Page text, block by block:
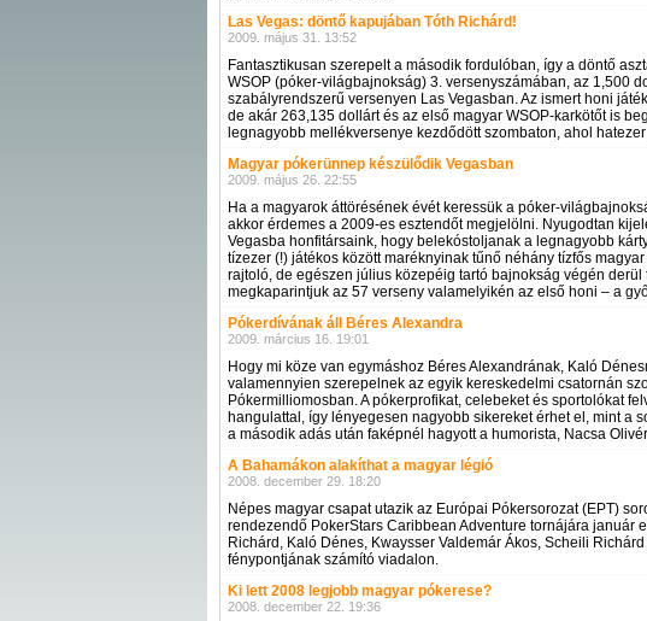
Las Vegas: döntő kapujában Tóth Richárd!
2009. május 31. 13:52
Fantasztikusan szerepelt a második fordulóban, így a döntő
WSOP (póker-világbajnokság) 3. versenyszámában, az 1,500
szabályrendszerű versenyen Las Vegasban. Az ismert honi
de akár 263,135 dollárt és az első magyar WSOP-karkötőt is
legnagyobb mellékversenye kezdődött szombaton, ahol
Magyar pókerünnep készülődik Vegasban
2009. május 26. 22:55
Ha a magyarok áttörésének évét keressük a póker-
akkor érdemes a 2009-es esztendőt megjelölni. Nyugodtan
Vegasba honfitársaink, hogy belekóstoljanak a legnagyobb
tízezer (!) játékos között maréknyinak tűnő néhány tízfős
rajtoló, de egészen július közepéig tartó bajnokság végén
megkaparintjuk az 57 verseny valamelyikén az első honi – a
Pókerdívának áll Béres Alexandra
2009. március 16. 19:01
Hogy mi köze van egymáshoz Béres Alexandrának, Kaló
valamennyien szerepelnek az egyik kereskedelmi csatornán
Pókermilliomosban. A pókerprofikat, celebeket és sportolókat
hangulattal, így lényegesen nagyobb sikereket érhet el, mint a
a második adás után faképnél hagyott a humorista, Nacsa
A Bahamákon alakíthat a magyar légió
2008. december 29. 18:20
Népes magyar csapat utazik az Európai Pókersorozat (EPT)
rendezendő PokerStars Caribbean Adventure tornájára január
Richárd, Kaló Dénes, Kwaysser Valdemár Ákos, Scheili
fénypontjának számító viadalon.
Ki lett 2008 legjobb magyar pókerese?
2008. december 22. 19:36